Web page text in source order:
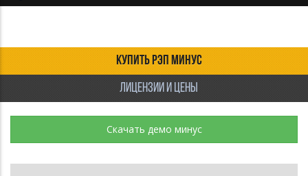
КУПИТЬ РЭП МИНУС
ЛИЦЕНЗИИ И ЦЕНЫ
Скачать демо минус